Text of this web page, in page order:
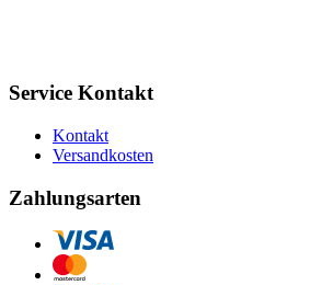
Service Kontakt
Kontakt
Versandkosten
Zahlungsarten